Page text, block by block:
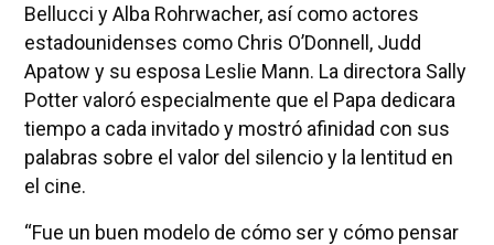
Bellucci y Alba Rohrwacher, así como actores
estadounidenses como Chris O’Donnell, Judd
Apatow y su esposa Leslie Mann. La directora Sally
Potter valoró especialmente que el Papa dedicara
tiempo a cada invitado y mostró afinidad con sus
palabras sobre el valor del silencio y la lentitud en
el cine.
“Fue un buen modelo de cómo ser y cómo pensar